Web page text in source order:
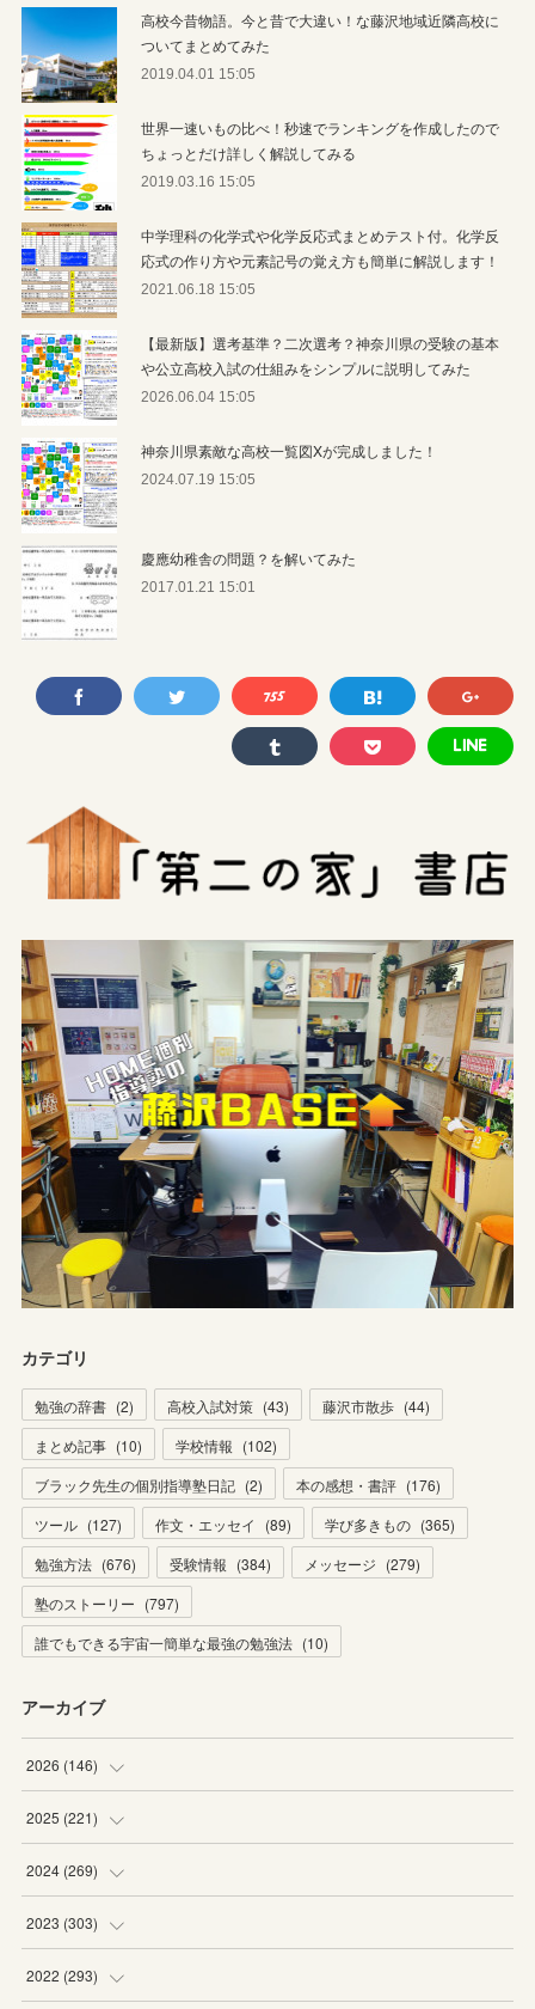
高校今昔物語。今と昔で大違い！な藤沢地域近隣高校に
ついてまとめてみた
2019.04.01 15:05
世界一速いもの比べ！秒速でランキングを作成したので
ちょっとだけ詳しく解説してみる
2019.03.16 15:05
中学理科の化学式や化学反応式まとめテスト付。化学反
応式の作り方や元素記号の覚え方も簡単に解説します！
2021.06.18 15:05
【最新版】選考基準？二次選考？神奈川県の受験の基本
や公立高校入試の仕組みをシンプルに説明してみた
2026.06.04 15:05
神奈川県素敵な高校一覧図Xが完成しました！
2024.07.19 15:05
慶應幼稚舎の問題？を解いてみた
2017.01.21 15:01
カテゴリ
勉強の辞書 (2) 高校入試対策 (43) 藤沢市散歩 (44)
まとめ記事 (10) 学校情報 (102)
ブラック先生の個別指導塾日記 (2) 本の感想・書評 (176)
ツール (127) 作文・エッセイ (89) 学び多きもの (365)
勉強方法 (676) 受験情報 (384) メッセージ (279)
塾のストーリー (797)
誰でもできる宇宙一簡単な最強の勉強法 (10)
アーカイブ
2026 (146)
(4)
(22
(20
(19
2025 (221)
(19
(20
(19
2024 (269)
(16
(16
2023 (303)
(27
2022 (293)